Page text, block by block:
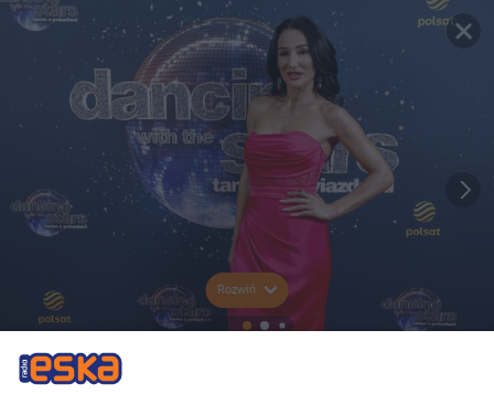
Rozwiń